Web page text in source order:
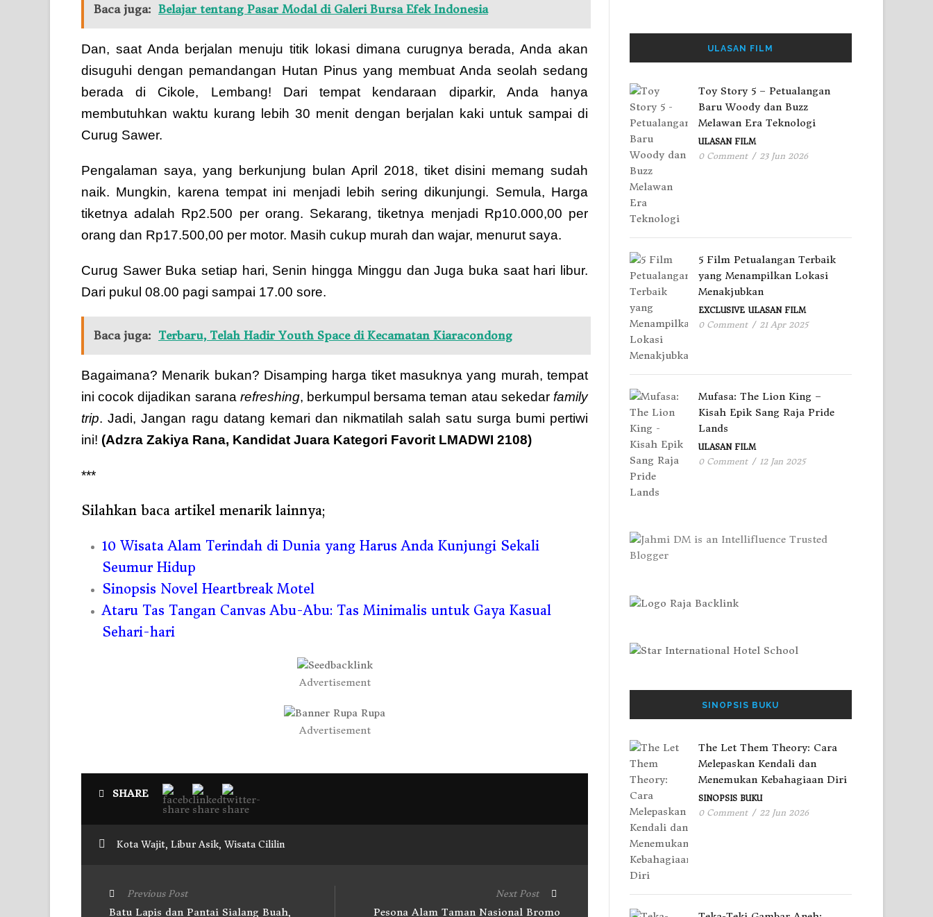
Baca juga: Belajar tentang Pasar Modal di Galeri Bursa Efek Indonesia
Dan, saat Anda berjalan menuju titik lokasi dimana curugnya berada, Anda akan
disuguhi dengan pemandangan Hutan Pinus yang membuat Anda seolah sedang
berada di Cikole, Lembang! Dari tempat kendaraan diparkir, Anda hanya
membutuhkan waktu kurang lebih 30 menit dengan berjalan kaki untuk sampai di
Curug Sawer.
Pengalaman saya, yang berkunjung bulan April 2018, tiket disini memang sudah
naik. Mungkin, karena tempat ini menjadi lebih sering dikunjungi. Semula, Harga
tiketnya adalah Rp2.500 per orang. Sekarang, tiketnya menjadi Rp10.000,00 per
orang dan Rp17.500,00 per motor. Masih cukup murah dan wajar, menurut saya.
Curug Sawer Buka setiap hari, Senin hingga Minggu dan Juga buka saat hari libur.
Dari pukul 08.00 pagi sampai 17.00 sore.
Baca juga: Terbaru, Telah Hadir Youth Space di Kecamatan Kiaracondong
Bagaimana? Menarik bukan? Disamping harga tiket masuknya yang murah, tempat
ini cocok dijadikan sarana refreshing, berkumpul bersama teman atau sekedar family
trip. Jadi, Jangan ragu datang kemari dan nikmatilah salah satu surga bumi pertiwi
ini! (Adzra Zakiya Rana, Kandidat Juara Kategori Favorit LMADWI 2108)
***
Silahkan baca artikel menarik lainnya;
10 Wisata Alam Terindah di Dunia yang Harus Anda Kunjungi Sekali
Seumur Hidup
Sinopsis Novel Heartbreak Motel
Ataru Tas Tangan Canvas Abu-Abu: Tas Minimalis untuk Gaya Kasual
Sehari-hari
Advertisement
Advertisement
SHARE
Kota Wajit, Libur Asik, Wisata Cililin
Previous Post
Batu Lapis dan Pantai Sialang Buah,
Next Post
Pesona Alam Taman Nasional Bromo
ULASAN FILM
Toy Story 5 – Petualangan
Baru Woody dan Buzz
Melawan Era Teknologi
ULASAN FILM
0 Comment / 23 Jun 2026
5 Film Petualangan Terbaik
yang Menampilkan Lokasi
Menakjubkan
EXCLUSIVE ULASAN FILM
0 Comment / 21 Apr 2025
Mufasa: The Lion King –
Kisah Epik Sang Raja Pride
Lands
ULASAN FILM
0 Comment / 12 Jan 2025
SINOPSIS BUKU
The Let Them Theory: Cara
Melepaskan Kendali dan
Menemukan Kebahagiaan Diri
SINOPSIS BUKU
0 Comment / 22 Jun 2026